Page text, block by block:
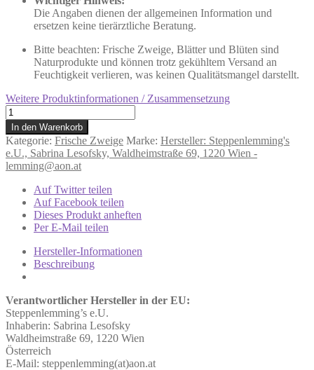
Die Angaben dienen der allgemeinen Information und
ersetzen keine tierärztliche Beratung.
Bitte beachten: Frische Zweige, Blätter und Blüten sind
Naturprodukte und können trotz gekühltem Versand an
Feuchtigkeit verlieren, was keinen Qualitätsmangel darstellt.
Weitere Produktinformationen / Zusammensetzung
225g
frische
Zweige
Mischung
-
Frischfutter
Kaninchen
Grundpreis:
56,82€/kg
Menge
In den Warenkorb
Kategorie: Frische Zweige Marke: Hersteller: Steppenlemming's
e.U., Sabrina Lesofsky, Waldheimstraße 69, 1220 Wien -
lemming@aon.at
Auf Twitter teilen
Auf Facebook teilen
Dieses Produkt anheften
Per E-Mail teilen
Hersteller-Informationen
Beschreibung
Verantwortlicher Hersteller in der EU:
Steppenlemming’s e.U.
Inhaberin: Sabrina Lesofsky
Waldheimstraße 69, 1220 Wien
Österreich
E-Mail: steppenlemming(at)aon.at